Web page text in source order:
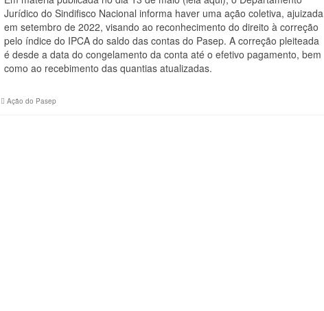
Jurídico do Sindifisco Nacional informa haver uma ação coletiva, ajuizada
em setembro de 2022, visando ao reconhecimento do direito à correção
pelo índice do IPCA do saldo das contas do Pasep. A correção pleiteada
é desde a data do congelamento da conta até o efetivo pagamento, bem
como ao recebimento das quantias atualizadas.
Ação do Pasep